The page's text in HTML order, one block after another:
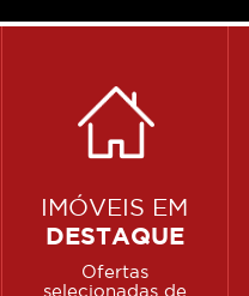
IMÓVEIS EM
DESTAQUE
Ofertas
selecionadas de